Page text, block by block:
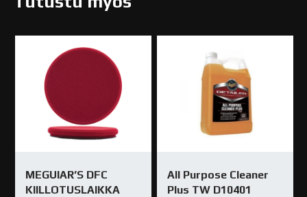
MEGUIAR’S DFC
KIILLOTUSLAIKKA
All Purpose Cleaner
Plus TW D10401